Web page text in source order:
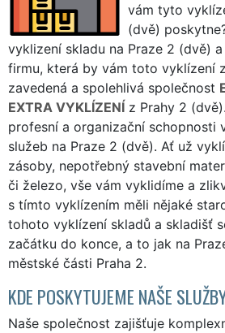
vám tyto
(dvě)
vyklizení skladu na Praze 2 (dvě)
firmu, která by vám toto vyklízení
zavedená a spolehlivá společnost
EXTRA VYKLÍZENÍ z Prahy 2
profesní a organizační schopnosti
služeb na Praze 2 (dvě). Ať už
zásoby, nepotřebný stavební
či železo, vše vám vyklidíme a
s tímto vyklízením měli nějaké
tohoto vyklízení skladů a skladišť
začátku do konce, a to jak na
městské části Praha 2.
KDE POSKYTUJEME NAŠE
Naše společnost zajišťuje